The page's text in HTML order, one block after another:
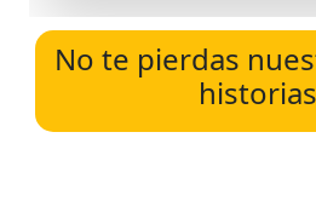
No te pierdas
historias